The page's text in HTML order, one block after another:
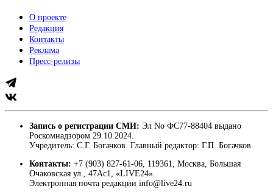
О проекте
Редакция
Контакты
Реклама
Пресс-релизы
Запись о регистрации СМИ: Эл No ФС77-88404 выдано
Роскомнадзором 29.10.2024.
Учредитель: С.Г. Богачков. Главный редактор: Г.П. Богачков.
Контакты: +7 (903) 827-61-06, 119361, Москва, Большая
Очаковская ул., 47Ас1, «LIVE24».
Электронная почта редакции info@live24.ru